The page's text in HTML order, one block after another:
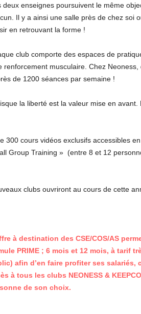
deux enseignes poursuivent le même
Il y a ainsi une salle près de chez soi
en retrouvant la forme !
club comporte des espaces de
renforcement musculaire. Chez
de 1200 séances par semaine !
la liberté est la valeur mise en
cours vidéos exclusifs accessibles
Group Training » (entre 8 et 12
clubs ouvriront au cours de cette
à destination des CSE/COS/AS
PRIME ; 6 mois et 12 mois, à tarif
afin d’en faire profiter ses
à tous les clubs NEONESS &
de son choix.